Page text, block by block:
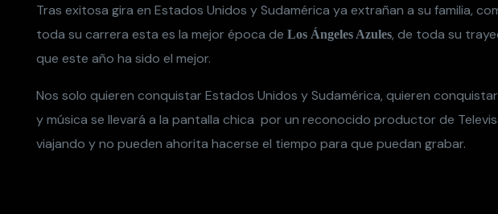
Tras exitosa gira en Estados Unidos y Sudamérica ya extrañan a su familia,
toda su carrera esta es la mejor época de Los Ángeles Azules, de toda su
que este año ha sido el mejor.
Nos solo quieren conquistar Estados Unidos y Sudamérica, quieren conquistar
y música se llevará a la pantalla chica por un reconocido productor de
viajando y no pueden ahorita hacerse el tiempo para que puedan grabar.